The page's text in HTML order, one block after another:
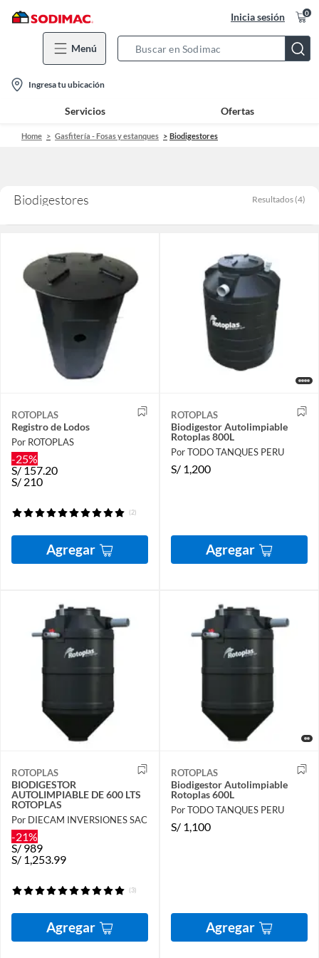
Inicia sesión 0
Menú
Bar
location-
icon
Ingresa tu ubicación
Servicios Ofertas
Home Gasfitería - Fosas y estanques Biodigestores
Biodigestores Resultados (4)
ROTOPLAS
Registro de Lodos
Por ROTOPLAS
-25%
S/ 157.20
S/ 210
(2)
Agregar
ROTOPLAS
Biodigestor Autolimpiable
Rotoplas 800L
Por TODO TANQUES PERU
S/ 1,200
Agregar
ROTOPLAS
BIODIGESTOR
AUTOLIMPIABLE DE 600 LTS
ROTOPLAS
Por DIECAM INVERSIONES SAC
-21%
S/ 989
S/ 1,253.99
(3)
Agregar
ROTOPLAS
Biodigestor Autolimpiable
Rotoplas 600L
Por TODO TANQUES PERU
S/ 1,100
Agregar